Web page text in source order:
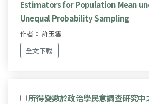
Estimators for Population Mean
Unequal Probability Sampling
作者： 許玉雪
全文下載
所得變數於政治學民意調查研究中